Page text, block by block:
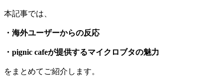
本記事では、
・海外ユーザーからの反応
・pignic cafeが提供するマイクロブタの魅力
をまとめてご紹介します。